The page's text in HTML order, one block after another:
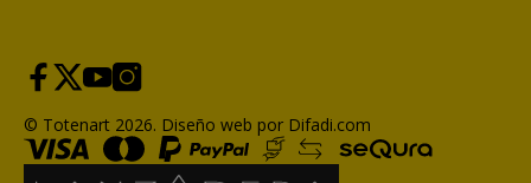
© Totenart 2026. Diseño web por Difadi.com